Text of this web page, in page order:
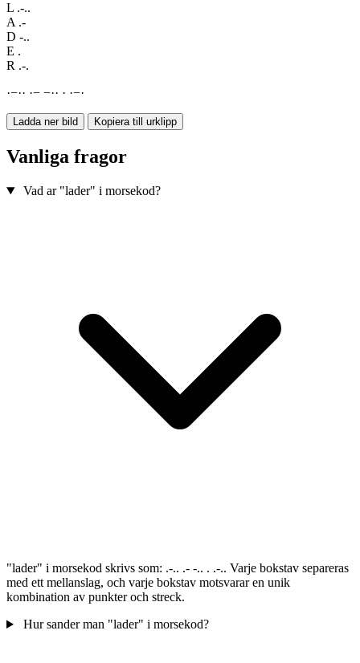
L .-..
A .-
D -..
E .
R .-.
·−·· ·− −·· · ·−·
Ladda ner bild Kopiera till urklipp
Vanliga fragor
Vad ar "lader" i morsekod?
"lader" i morsekod skrivs som: .-.. .- -.. . .-.. Varje bokstav separeras
med ett mellanslag, och varje bokstav motsvarar en unik
kombination av punkter och streck.
Hur sander man "lader" i morsekod?